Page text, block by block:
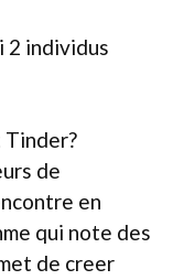
2 individus
Tinder?
de
en
qui note des
de creer